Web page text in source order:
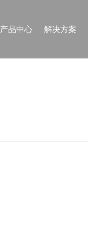
产品中心 解决方案